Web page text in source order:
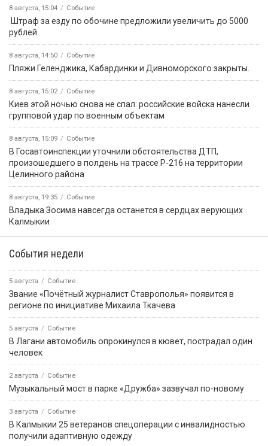
8 августа, 15:04 Событие
️ Штраф за езду по обочине предложили увеличить до 5000
рублей
8 августа, 14:50 Событие
️Пляжи Геленджика, Кабардинки и Дивноморского закрыты.
8 августа, 15:02 Событие
Киев этой ночью снова не спал: российские войска нанесли
групповой удар по военным объектам
8 августа, 15:09 Событие
В Госавтоинспекции уточнили обстоятельства ДТП,
произошедшего в полдень на трассе Р-216 на территории
Целинного района
8 августа, 19:35 Событие
Владыка Зосима навсегда останется в сердцах верующих
Калмыкии
События недели
5 августа Событие
Звание «Почётный журналист Ставрополья» появится в
регионе по инициативе Михаила Ткачева
5 августа Событие
В Лагани автомобиль опрокинулся в кювет, пострадал один
человек
2 августа Событие
Музыкальный мост в парке «Дружба» зазвучал по-новому
3 августа Событие
В Калмыкии 25 ветеранов спецоперации с инвалидностью
получили адаптивную одежду